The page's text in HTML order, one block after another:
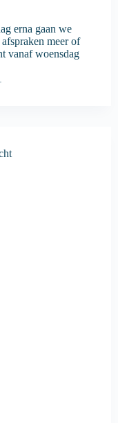
erna gaan we
meer of
vanaf woensdag